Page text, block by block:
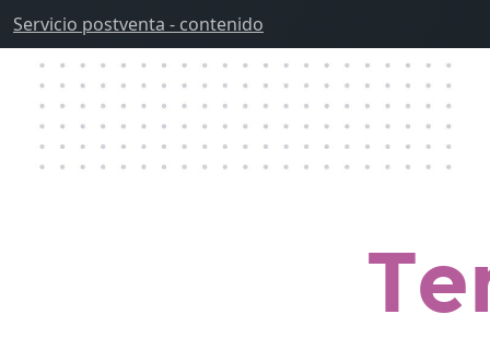
Servicio postventa - contenido